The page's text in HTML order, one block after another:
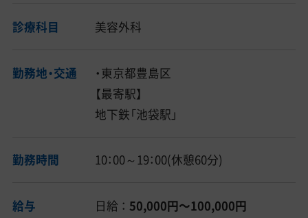
診療科目 美容外科
勤務地・交通
・東京都豊島区
【最寄駅】
地下鉄「池袋駅」
勤務時間 10：00～19：00(休憩60分)
給与 日給 ： 50,000円〜100,000円